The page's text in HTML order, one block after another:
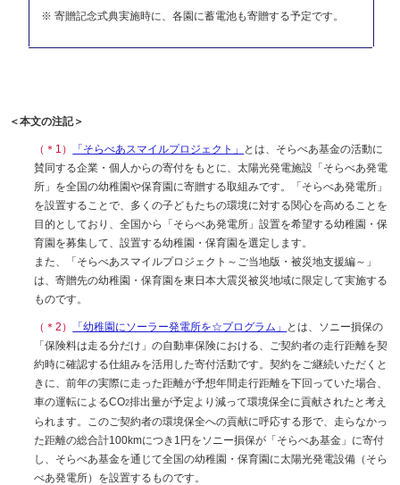
※ 寄贈記念式典実施時に、各園に蓄電池も寄贈する予定です。
＜本文の注記＞
（＊1） 「そらべあスマイルプロジェクト」
とは、そらべあ基金の活動に
賛同する企業・個人からの寄付をもとに、太陽光発電施設「そらべあ発電
所」を全国の幼稚園や保育園に寄贈する取組みです。「そらべあ発電所」
を設置することで、多くの子どもたちの環境に対する関心を高めることを
目的としており、全国から「そらべあ発電所」設置を希望する幼稚園・保
育園を募集して、設置する幼稚園・保育園を選定します。
また、「そらべあスマイルプロジェクト～ご当地版・被災地支援編～」
は、寄贈先の幼稚園・保育園を東日本大震災被災地域に限定して実施する
ものです。
（＊2） 「幼稚園にソーラー発電所を☆プログラム」
とは、ソニー損保の
「保険料は走る分だけ」の自動車保険における、ご契約者の走行距離を契
約時に確認する仕組みを活用した寄付活動です。契約をご継続いただくと
きに、前年の実際に走った距離が予想年間走行距離を下回っていた場合、
車の運転によるCO2排出量が予定より減って環境保全に貢献されたと考え
られます。このご契約者の環境保全への貢献に呼応する形で、走らなかっ
た距離の総合計100kmにつき1円をソニー損保が「そらべあ基金」に寄付
し、そらべあ基金を通じて全国の幼稚園・保育園に太陽光発電設備（そら
べあ発電所）を設置するものです。